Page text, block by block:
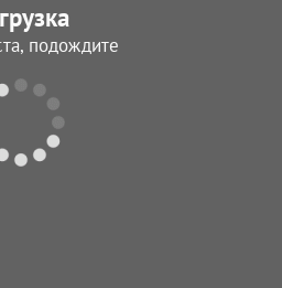
подождите